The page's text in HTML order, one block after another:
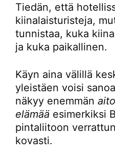
Tiedän, että
kiinalaisturisteja,
tunnistaa, kuka
ja kuka paikallinen.
Käyn aina välillä
yleistäen voisi
näkyy enemmän
elämää esimerkiksi
pintaliitoon
kovasti.